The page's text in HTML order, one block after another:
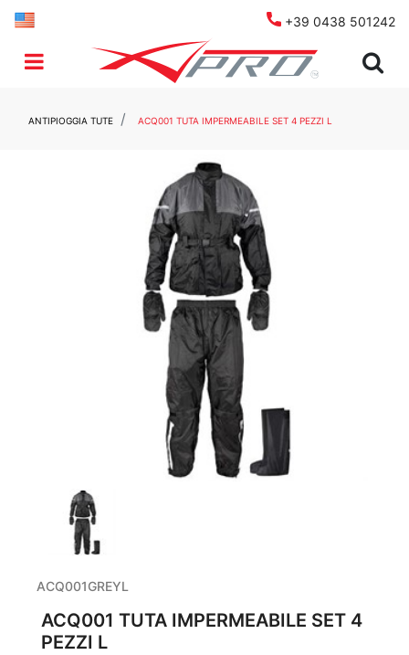
+39 0438 501242
Open menu
ANTIPIOGGIA TUTE ACQ001 TUTA IMPERMEABILE SET 4 PEZZI L
ACQ001GREYL
ACQ001 TUTA IMPERMEABILE SET 4
PEZZI L